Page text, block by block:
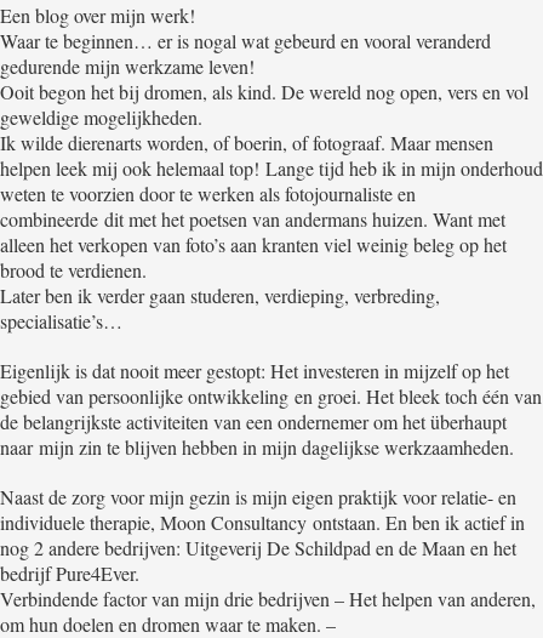
Een blog over mijn werk!
Waar te beginnen… er is nogal wat gebeurd en vooral veranderd
gedurende mijn werkzame leven!
Ooit begon het bij dromen, als kind. De wereld nog open, vers en vol
geweldige mogelijkheden.
Ik wilde dierenarts worden, of boerin, of fotograaf. Maar mensen
helpen leek mij ook helemaal top! Lange tijd heb ik in mijn onderhoud
weten te voorzien door te werken als fotojournaliste en
combineerde dit met het poetsen van andermans huizen. Want met
alleen het verkopen van foto’s aan kranten viel weinig beleg op het
brood te verdienen.
Later ben ik verder gaan studeren, verdieping, verbreding,
specialisatie’s…
Eigenlijk is dat nooit meer gestopt: Het investeren in mijzelf op het
gebied van persoonlijke ontwikkeling en groei. Het bleek toch één van
de belangrijkste activiteiten van een ondernemer om het überhaupt
naar mijn zin te blijven hebben in mijn dagelijkse werkzaamheden.
Naast de zorg voor mijn gezin is mijn eigen praktijk voor relatie- en
individuele therapie, Moon Consultancy ontstaan. En ben ik actief in
nog 2 andere bedrijven: Uitgeverij De Schildpad en de Maan en het
bedrijf Pure4Ever.
Verbindende factor van mijn drie bedrijven – Het helpen van anderen,
om hun doelen en dromen waar te maken. –